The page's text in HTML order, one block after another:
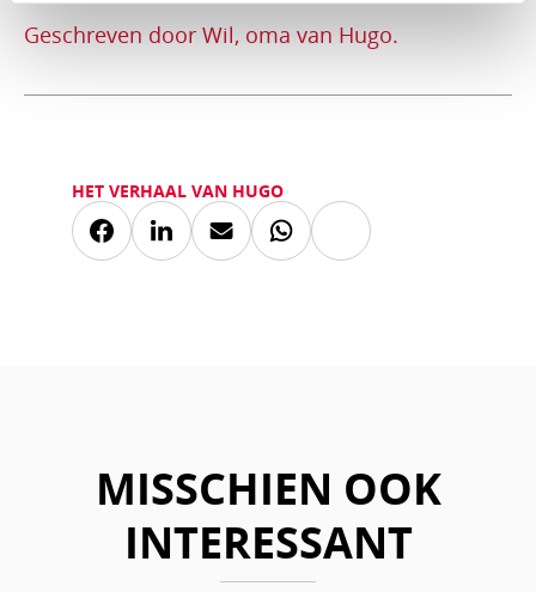
Geschreven door Wil, oma van Hugo.
HET VERHAAL VAN HUGO
Deel
Deel
Deel
Deel
Kopieer
MISSCHIEN OOK
INTERESSANT